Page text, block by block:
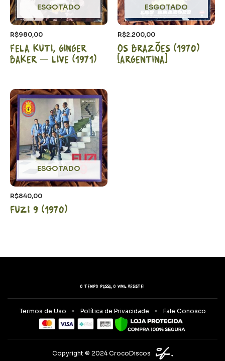
ESGOTADO
R$980,00
Fela Kuti, Ginger
Baker – LIVE (1971)
ESGOTADO
R$2.200,00
Os Brazões (1970)
[Argentina]
ESGOTADO
R$840,00
Fuzi 9 (1970)
O tempo passa, o vinil resiste!
Termos de Uso Política de Privacidade Fale Conosco
Copyright © 2024 CrocoDiscos